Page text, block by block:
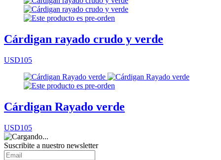
Cárdigan rayado crudo y verde
USD105
Cárdigan Rayado verde
USD105
Suscribite a nuestro newsletter